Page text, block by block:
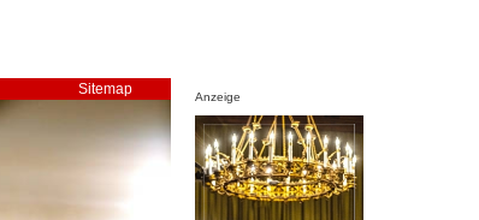
Sitemap Anzeige